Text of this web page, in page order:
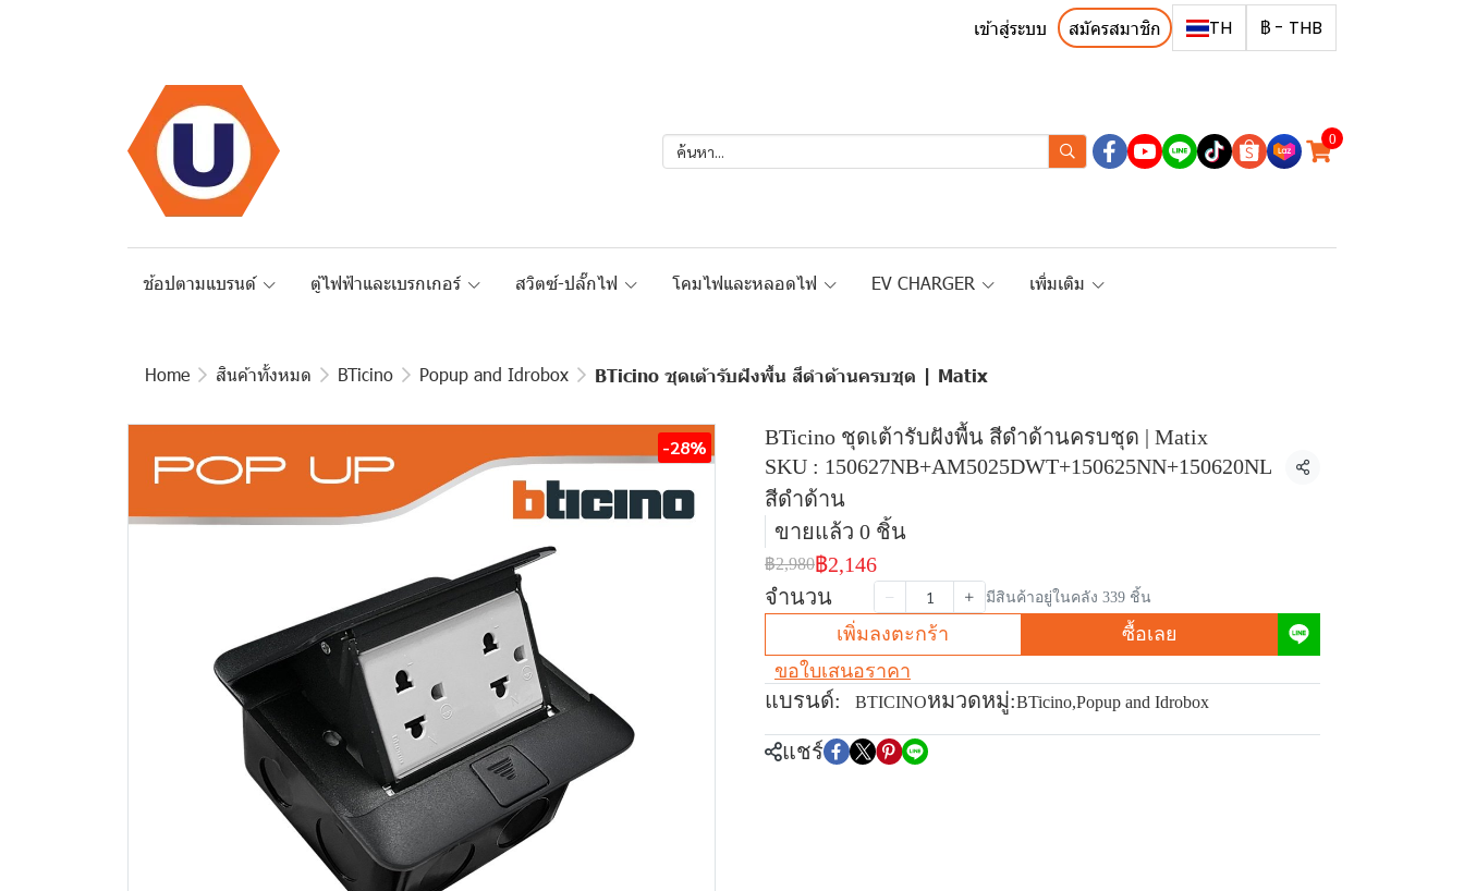
เข้าสู่ระบบ สมัครสมาชิก TH ฿ - THB
0
ช้อปตามแบรนด์ ตู้ไฟฟ้าและเบรกเกอร์ สวิตซ์-ปลั๊กไฟ โคมไฟและหลอดไฟ EV CHARGER เพิ่มเติม
Home สินค้าทั้งหมด BTicino Popup and Idrobox BTicino ชุดเต้ารับฝังพื้น สีดำด้านครบชุด | Matix
-28%
BTicino ชุดเต้ารับฝังพื้น สีดำด้านครบชุด | Matix
SKU : 150627NB+AM5025DWT+150625NN+150620NL
สีดำด้าน
ขายแล้ว 0 ชิ้น
แชร์
฿2,980฿2,146
จำนวน
มีสินค้าอยู่ในคลัง 339 ชิ้น
เพิ่มลงตะกร้า
ซื้อเลย
ขอใบเสนอราคา
แบรนด์: BTICINOหมวดหมู่:BTicino,Popup and Idrobox
แชร์